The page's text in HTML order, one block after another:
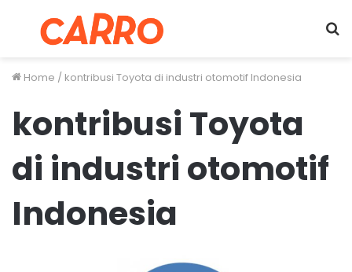
Menu
Home / kontribusi Toyota di industri otomotif Indonesia
kontribusi Toyota
di industri otomotif
Indonesia